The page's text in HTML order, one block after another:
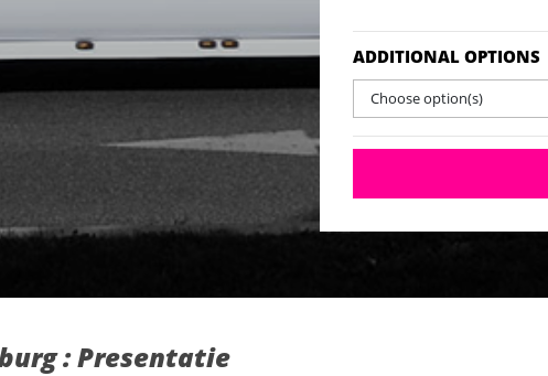
ADDITIONAL OPTIONS
Choose option(s)
: Presentatie